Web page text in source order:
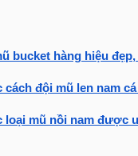
bucket hàng hiệu
cách đội mũ len nam
loại mũ nồi nam được